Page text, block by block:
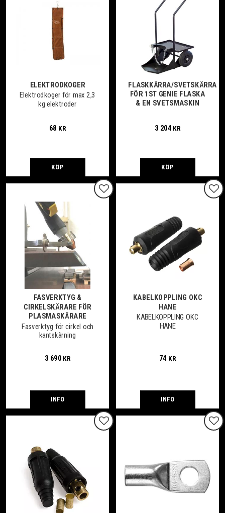
ELEKTRODKOGER
Elektrodkoger för max 2,3
kg elektroder
68 KR
KÖP
FLASKKÄRRA/SVETSKÄRRA
FÖR 1ST GENIE FLASKA
& EN SVETSMASKIN
3 204KR
KÖP
FASVERKTYG &
CIRKELSKÄRARE FÖR
PLASMASKÄRARE
Fasverktyg för cirkel och
kantskärning
3 690KR
Lägg till i favoriter
INFO
KABELKOPPLING OKC
HANE
KABELKOPPLING OKC
HANE
74 KR
INFO
Lägg till i favoriter